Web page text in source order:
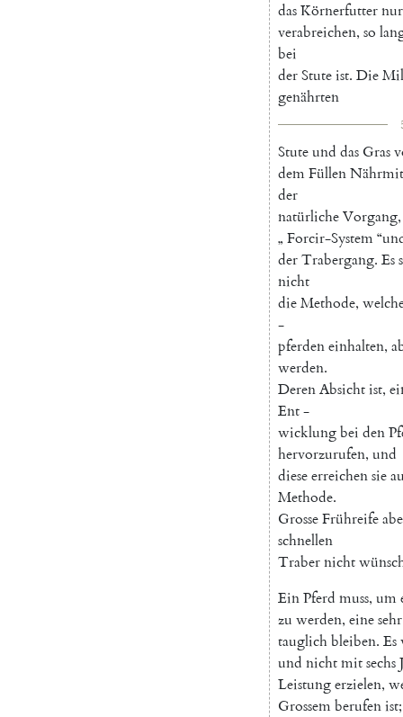
dasKörnerfutternur
verabreichen, so
bei
derStuteist. Die
genährten
Stuteund das Gras
demFüllen
der
natürlicheVorgang,
„ Forcir-System“
derTrabergang. Es
nicht
dieMethode,
-
pferdeneinhalten,
werden.
DerenAbsichtist,
Ent-
wicklungbei den
hervorzurufen, und
dieseerreichensie
Methode.
GrosseFrühreife
schnellen
Trabernicht
EinPferd muss, um
zu werden, einesehr
tauglichbleiben. Es
und nichtmitsechs
Leistungerzielen,
Grossemberufenist;